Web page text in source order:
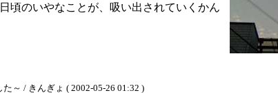
頃のいやなことが、吸い出されていくかん
～ / きんぎょ ( 2002-05-26 01:32 )